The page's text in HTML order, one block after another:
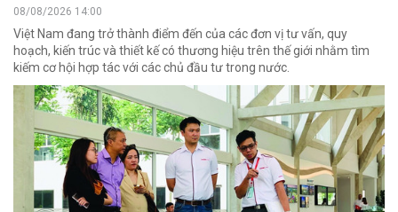
08/08/2026 14:00
Việt Nam đang trở thành điểm đến của các đơn vị tư vấn, quy
hoạch, kiến trúc và thiết kế có thương hiệu trên thế giới nhằm tìm
kiếm cơ hội hợp tác với các chủ đầu tư trong nước.